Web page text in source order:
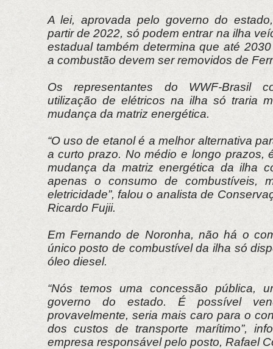
A lei, aprovada pelo governo do
partir de 2022, só podem entrar na ilha
estadual também determina que até
a combustão devem ser removidos de
Os representantes do WWF-Brasil
utilização de elétricos na ilha só traria
mudança da matriz energética.
“O uso de etanol é a melhor alternativa
a curto prazo. No médio e longo prazos,
mudança da matriz energética da ilha
apenas o consumo de combustíveis,
eletricidade”, falou o analista de
Ricardo Fujii.
Em Fernando de Noronha, não há o
único posto de combustível da ilha só
óleo diesel.
“Nós temos uma concessão pública,
governo do estado. É possível
provavelmente, seria mais caro para o
dos custos de transporte marítimo”,
empresa responsável pelo posto, Rafael